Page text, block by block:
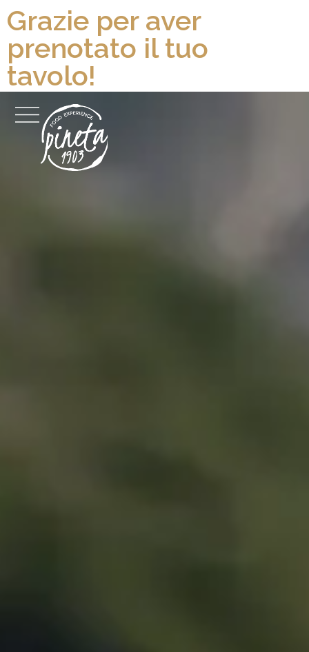
Grazie per aver
prenotato il tuo
tavolo!